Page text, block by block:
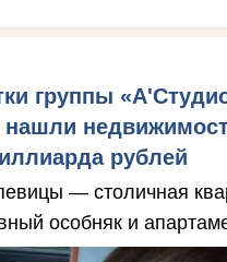
группы
нашли
рублей
— столичная
особняк и